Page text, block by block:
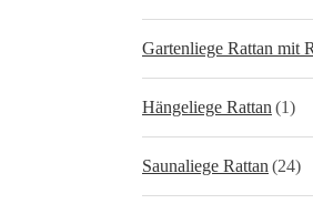
Gartenliege Rattan mit
Hängeliege Rattan (1)
Saunaliege Rattan (24)